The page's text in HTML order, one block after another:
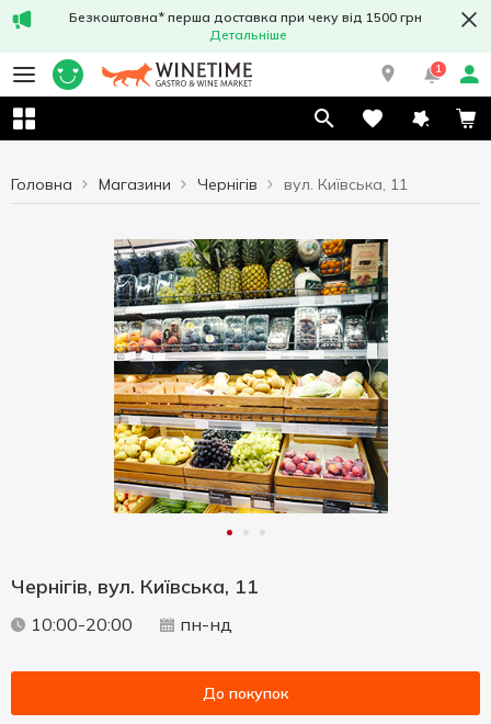
Безкоштовна* перша доставка при чеку від 1500 грн
Детальніше
1
Головна Магазини Чернігів вул. Київська, 11
Чернігів, вул. Київська, 11
10:00-20:00 пн-нд
До покупок